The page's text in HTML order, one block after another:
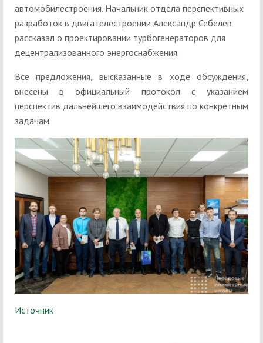
автомобилестроения. Начальник отдела перспективных
разработок в двигателестроении Александр Себелев
рассказал о проектировании турбогенераторов для
децентрализованного энергоснабжения.
Все предложения, высказанные в ходе обсуждения,
внесены в официальный протокол с указанием
перспектив дальнейшего взаимодействия по конкретным
задачам.
Источник